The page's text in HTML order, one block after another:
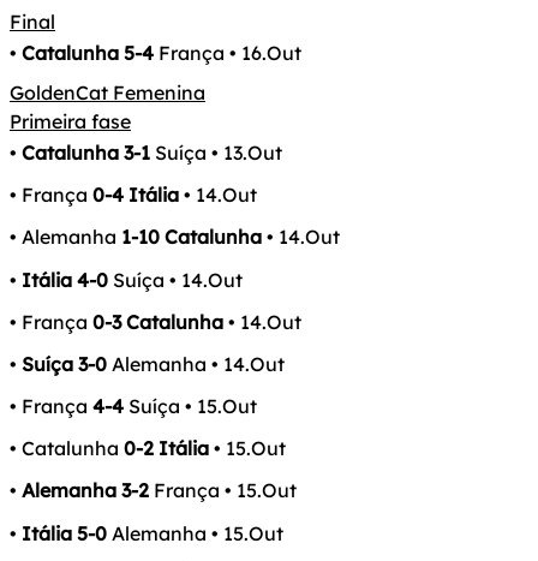
Final
• Catalunha 5-4 França • 16.Out
GoldenCat Femenina
Primeira fase
• Catalunha 3-1 Suíça • 13.Out
• França 0-4 Itália • 14.Out
• Alemanha 1-10 Catalunha • 14.Out
• Itália 4-0 Suíça • 14.Out
• França 0-3 Catalunha • 14.Out
• Suíça 3-0 Alemanha • 14.Out
• França 4-4 Suíça • 15.Out
• Catalunha 0-2 Itália • 15.Out
• Alemanha 3-2 França • 15.Out
• Itália 5-0 Alemanha • 15.Out